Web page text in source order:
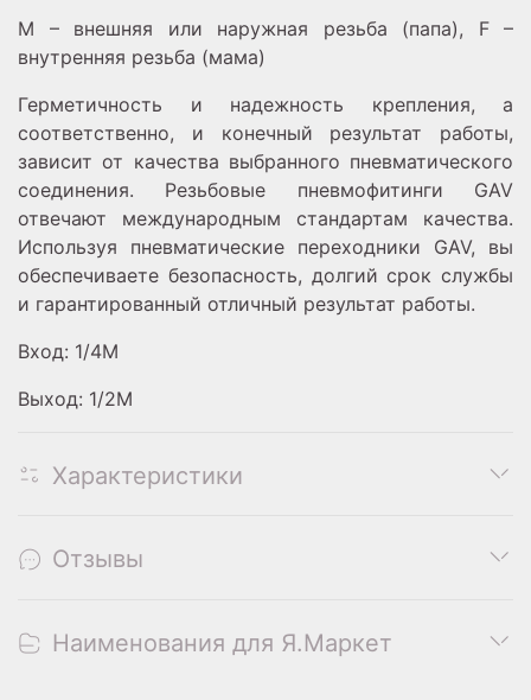
M – внешняя или наружная резьба (папа), F –
внутренняя резьба (мама)
Герметичность и надежность крепления, а
соответственно, и конечный результат работы,
зависит от качества выбранного пневматического
соединения. Резьбовые пневмофитинги GAV
отвечают международным стандартам качества.
Используя пневматические переходники GAV, вы
обеспечиваете безопасность, долгий срок службы
и гарантированный отличный результат работы.
Вход: 1/4M
Выход: 1/2M
Характеристики
Отзывы
Наименования для Я.Маркет